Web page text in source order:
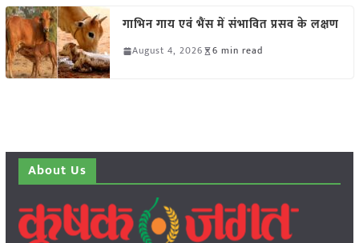
गाभिन गाय एवं भैंस में संभावित प्रसव के लक्षण
August 4, 2026 6 min read
About Us